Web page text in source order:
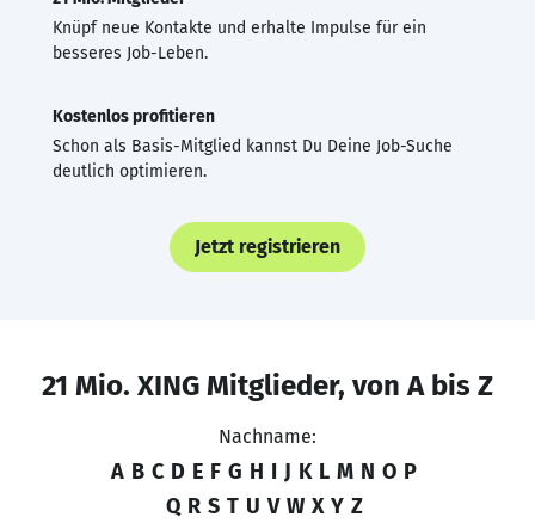
Knüpf neue Kontakte und erhalte Impulse für ein
besseres Job-Leben.
Kostenlos profitieren
Schon als Basis-Mitglied kannst Du Deine Job-Suche
deutlich optimieren.
Jetzt registrieren
21 Mio. XING Mitglieder, von A bis Z
Nachname:
A B C D E F G H I J K L M N O P
Q R S T U V W X Y Z